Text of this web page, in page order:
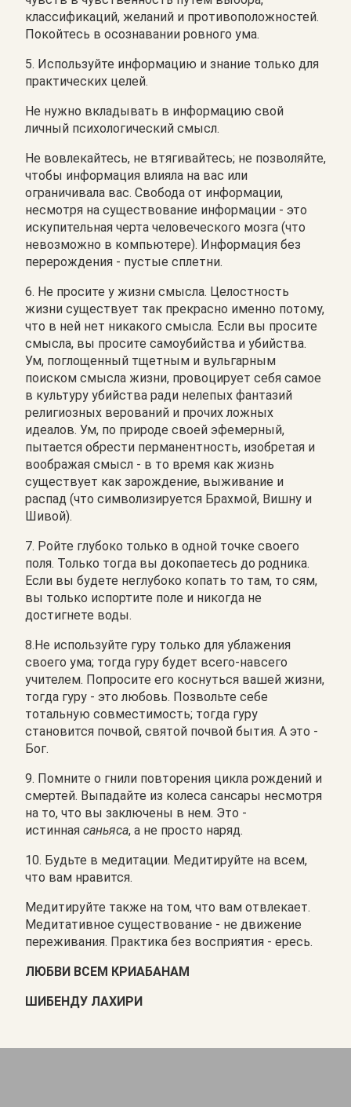
классификаций, желаний и противоположностей.
Покойтесь в осознавании ровного ума.
5. Используйте информацию и знание только для
практических целей.
Не нужно вкладывать в информацию свой
личный психологический смысл.
Не вовлекайтесь, не втягивайтесь; не позволяйте,
чтобы информация влияла на вас или
ограничивала вас. Свобода от информации,
несмотря на существование информации - это
искупительная черта человеческого мозга (что
невозможно в компьютере). Информация без
перерождения - пустые сплетни.
6. Не просите у жизни смысла. Целостность
жизни существует так прекрасно именно потому,
что в ней нет никакого смысла. Если вы просите
смысла, вы просите самоубийства и убийства.
Ум, поглощенный тщетным и вульгарным
поиском смысла жизни, провоцирует себя самое
в культуру убийства ради нелепых фантазий
религиозных верований и прочих ложных
идеалов. Ум, по природе своей эфемерный,
пытается обрести перманентность, изобретая и
воображая смысл - в то время как жизнь
существует как зарождение, выживание и
распад (что символизируется Брахмой, Вишну и
Шивой).
7. Ройте глубоко только в одной точке своего
поля. Только тогда вы докопаетесь до родника.
Если вы будете неглубоко копать то там, то сям,
вы только испортите поле и никогда не
достигнете воды.
8.Не используйте гуру только для ублажения
своего ума; тогда гуру будет всего-навсего
учителем. Попросите его коснуться вашей жизни,
тогда гуру - это любовь. Позвольте себе
тотальную совместимость; тогда гуру
становится почвой, святой почвой бытия. А это -
Бог.
9. Помните о гнили повторения цикла рождений и
смертей. Выпадайте из колеса сансары несмотря
на то, что вы заключены в нем. Это -
истинная саньяса, а не просто наряд.
10. Будьте в медитации. Медитируйте на всем,
что вам нравится.
Медитируйте также на том, что вам отвлекает.
Медитативное существование - не движение
переживания. Практика без восприятия - ересь.
ЛЮБВИ ВСЕМ КРИАБАНАМ
ШИБЕНДУ ЛАХИРИ